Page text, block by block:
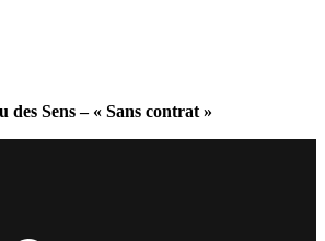
des Sens – « Sans contrat »